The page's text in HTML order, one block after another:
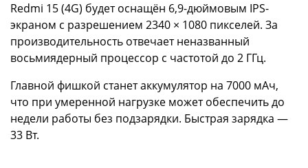
Redmi 15 (4G) будет оснащён 6,9-дюймовым IPS-
экраном с разрешением 2340 × 1080 пикселей. За
производительность отвечает неназванный
восьмиядерный процессор с частотой до 2 ГГц.
Главной фишкой станет аккумулятор на 7000 мАч,
что при умеренной нагрузке может обеспечить до
недели работы без подзарядки. Быстрая зарядка —
33 Вт.